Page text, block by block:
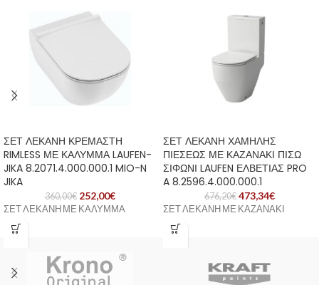
ΣΕΤ ΛΕΚΑΝΗ ΚΡΕΜΑΣΤΗ
RIMLESS ΜΕ ΚΑΛΥΜΜΑ LAUFEN-
JIKA 8.2071.4.000.000.1 MIO-N
JIKA
360,00€ 252,00€
ΣΕΤ ΛΕΚΑΝΗ ΜΕ ΚΑΛΥΜΜΑ
ΣΕΤ ΛΕΚΑΝΗ ΧΑΜΗΛΗΣ
ΠΙΕΣΕΩΣ ΜΕ ΚΑΖΑΝΑΚΙ ΠΙΣΩ
ΣΙΦΩΝΙ LAUFEN ΕΛΒΕΤΙΑΣ PRO
A 8.2596.4.000.000.1
676,20€ 473,34€
ΣΕΤ ΛΕΚΑΝΗ ΜΕ ΚΑΖΑΝΑΚΙ